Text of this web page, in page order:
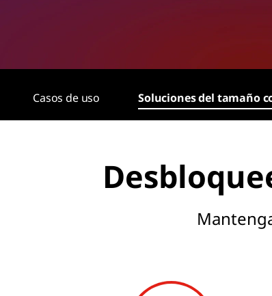
Casos de uso Soluciones del tamaño